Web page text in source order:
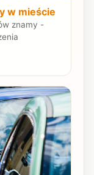
w mieście
znamy -